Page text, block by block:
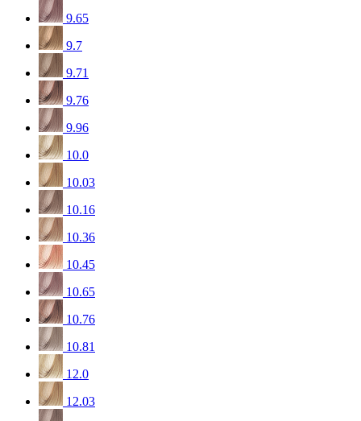
9.65
9.7
9.71
9.76
9.96
10.0
10.03
10.16
10.36
10.45
10.65
10.76
10.81
12.0
12.03